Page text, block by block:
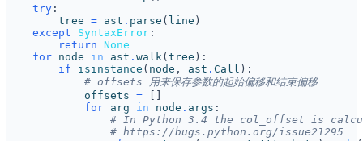
try :
tree = ast . parse ( line )
except
SyntaxError :
return None
for node in ast . walk( tree ):
if
isinstance ( node , ast . Call ):
# offsets 用来保存参数的起始偏移和结束偏移
offsets =
for arg in node . args :
# In Python 3.4 the col_offset is
# https://bugs.python.org/issue21295